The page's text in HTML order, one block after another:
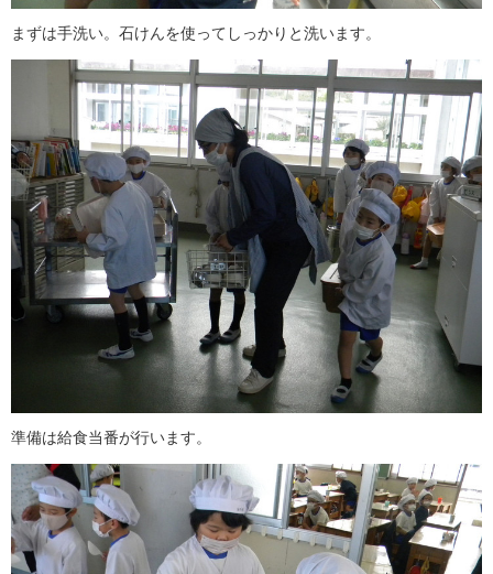
まずは手洗い。石けんを使ってしっかりと洗います。
準備は給食当番が行います。